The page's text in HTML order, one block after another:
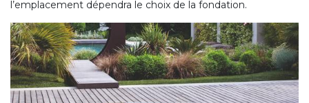
l’emplacement dépendra le choix de la fondation.